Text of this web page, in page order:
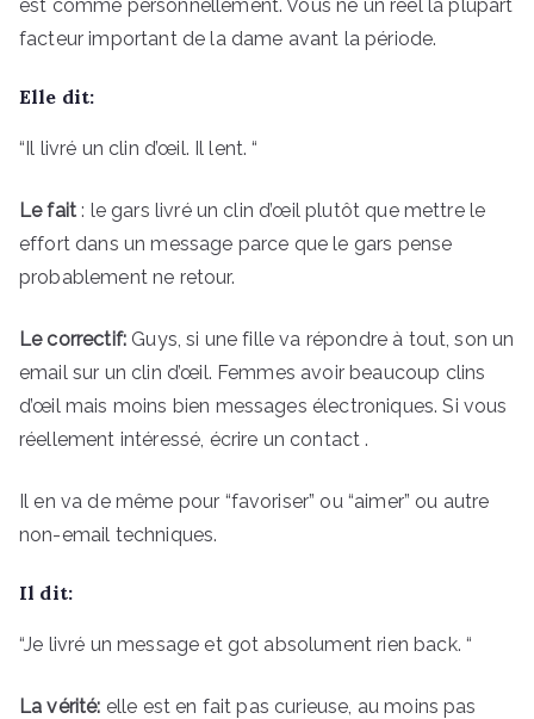
est comme personnellement. Vous ne un réel la plupart
facteur important de la dame avant la période.
Elle dit:
“Il livré un clin d’œil. Il lent. “
Le fait: le gars livré un clin d’œil plutôt que mettre le
effort dans un message parce que le gars pense
probablement ne retour.
Le correctif: Guys, si une fille va répondre à tout, son un
email sur un clin d’œil. Femmes avoir beaucoup clins
d’œil mais moins bien messages électroniques. Si vous
réellement intéressé, écrire un contact .
Il en va de même pour “favoriser” ou “aimer” ou autre
non-email techniques.
Il dit:
“Je livré un message et got absolument rien back. “
La vérité: elle est en fait pas curieuse, au moins pas